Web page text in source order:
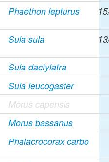
Phaethon lepturus
Sula sula
Sula dactylatra
Sula leucogaster
Morus capensis
Morus bassanus
Phalacrocorax carbo